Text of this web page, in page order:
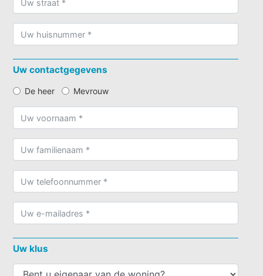
Uw contactgegevens
De heer Mevrouw
Uw klus